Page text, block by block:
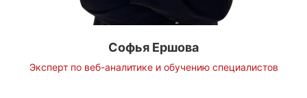
Софья Ершова
Эксперт по веб-аналитике и обучению специалистов